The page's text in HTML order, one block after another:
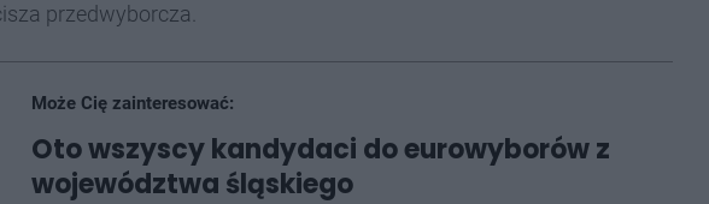
przedwyborcza.
Może Cię zainteresować:
Oto wszyscy kandydaci do eurowyborów z
województwa śląskiego